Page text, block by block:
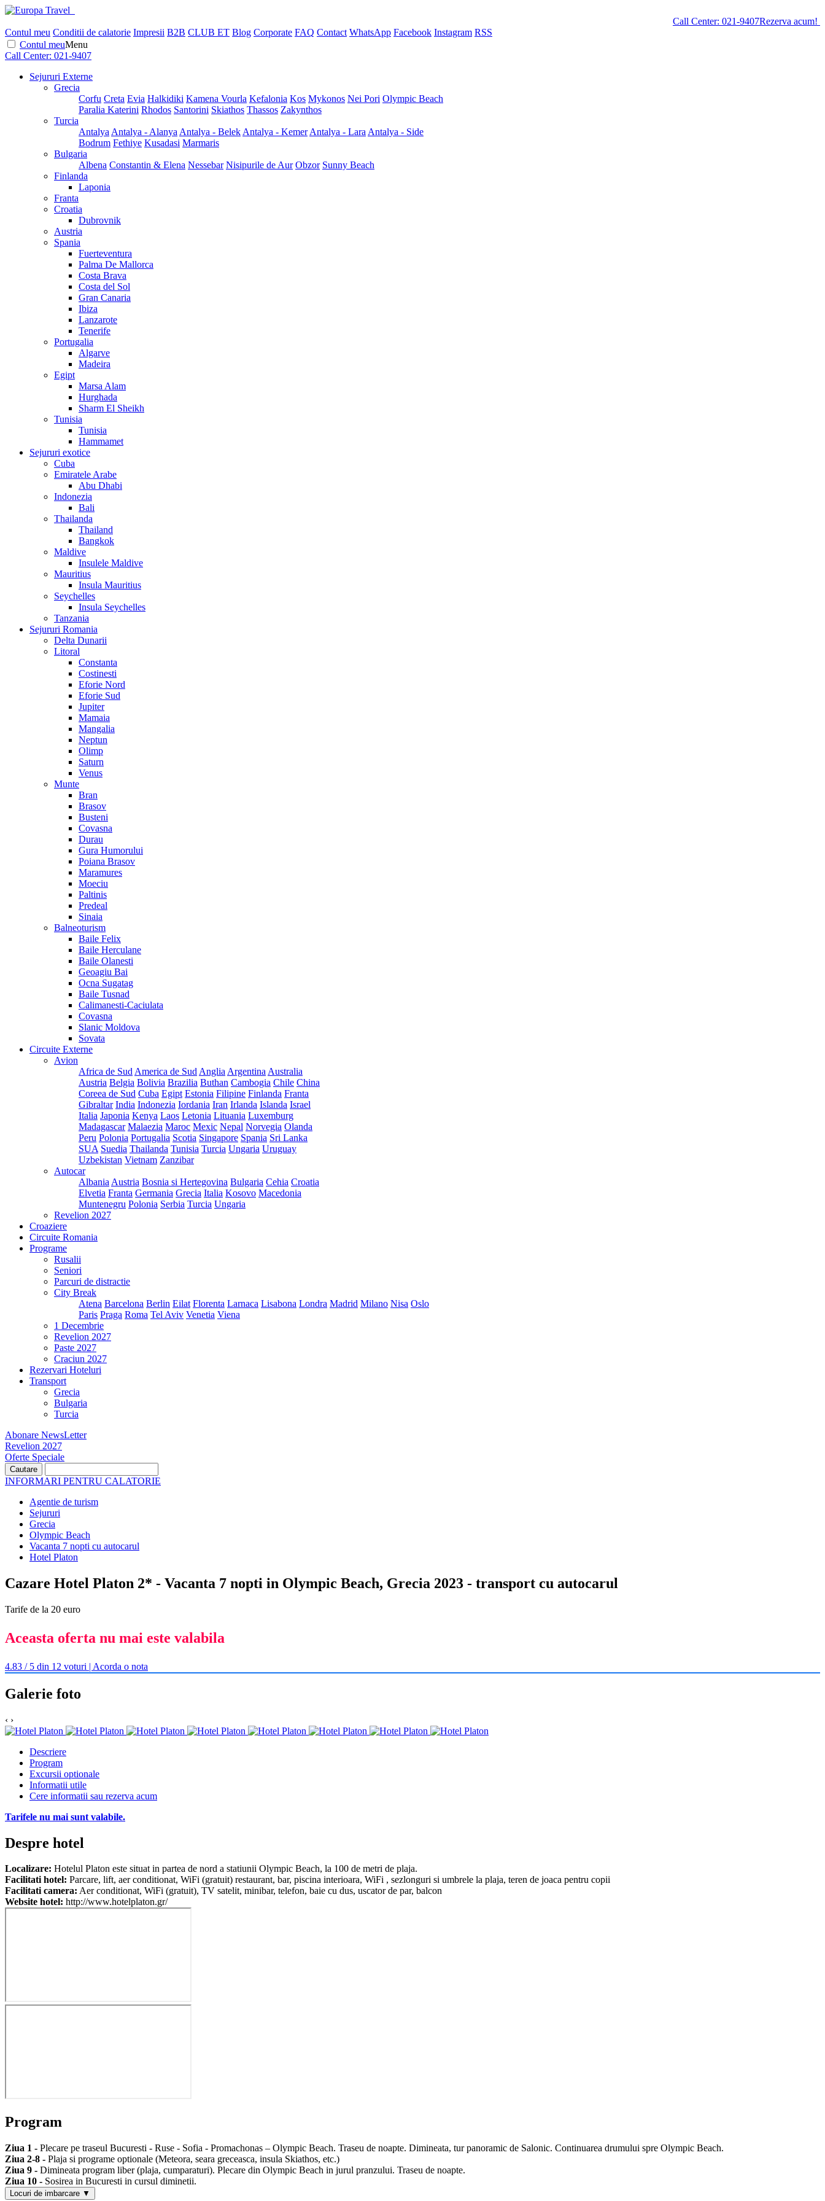
Call Center: 021-9407Rezerva acum!
Contul meu Conditii de calatorie Impresii B2B CLUB ET Blog Corporate FAQ Contact WhatsApp Facebook Instagram RSS
Contul meuMenu
Call Center: 021-9407
Sejururi Externe
Grecia
Corfu Creta Evia Halkidiki Kamena Vourla Kefalonia Kos Mykonos Nei Pori Olympic Beach
Paralia Katerini Rhodos Santorini Skiathos Thassos Zakynthos
Turcia
Antalya Antalya - Alanya Antalya - Belek Antalya - Kemer Antalya - Lara Antalya - Side
Bodrum Fethiye Kusadasi Marmaris
Bulgaria
Albena Constantin & Elena Nessebar Nisipurile de Aur Obzor Sunny Beach
Finlanda
Laponia
Franta
Croatia
Dubrovnik
Austria
Spania
Fuerteventura
Palma De Mallorca
Costa Brava
Costa del Sol
Gran Canaria
Ibiza
Lanzarote
Tenerife
Portugalia
Algarve
Madeira
Egipt
Marsa Alam
Hurghada
Sharm El Sheikh
Tunisia
Tunisia
Hammamet
Sejururi exotice
Cuba
Emiratele Arabe
Abu Dhabi
Indonezia
Bali
Thailanda
Thailand
Bangkok
Maldive
Insulele Maldive
Mauritius
Insula Mauritius
Seychelles
Insula Seychelles
Tanzania
Sejururi Romania
Delta Dunarii
Litoral
Constanta
Costinesti
Eforie Nord
Eforie Sud
Jupiter
Mamaia
Mangalia
Neptun
Olimp
Saturn
Venus
Munte
Bran
Brasov
Busteni
Covasna
Durau
Gura Humorului
Poiana Brasov
Maramures
Moeciu
Paltinis
Predeal
Sinaia
Balneoturism
Baile Felix
Baile Herculane
Baile Olanesti
Geoagiu Bai
Ocna Sugatag
Baile Tusnad
Calimanesti-Caciulata
Covasna
Slanic Moldova
Sovata
Circuite Externe
Avion
Africa de Sud America de Sud Anglia Argentina Australia
Austria Belgia Bolivia Brazilia Buthan Cambogia Chile China
Coreea de Sud Cuba Egipt Estonia Filipine Finlanda Franta
Gibraltar India Indonezia Iordania Iran Irlanda Islanda Israel
Italia Japonia Kenya Laos Letonia Lituania Luxemburg
Madagascar Malaezia Maroc Mexic Nepal Norvegia Olanda
Peru Polonia Portugalia Scotia Singapore Spania Sri Lanka
SUA Suedia Thailanda Tunisia Turcia Ungaria Uruguay
Uzbekistan Vietnam Zanzibar
Autocar
Albania Austria Bosnia si Hertegovina Bulgaria Cehia Croatia
Elvetia Franta Germania Grecia Italia Kosovo Macedonia
Muntenegru Polonia Serbia Turcia Ungaria
Revelion 2027
Croaziere
Circuite Romania
Programe
Rusalii
Seniori
Parcuri de distractie
City Break
Atena Barcelona Berlin Eilat Florenta Larnaca Lisabona Londra Madrid Milano Nisa Oslo
Paris Praga Roma Tel Aviv Venetia Viena
1 Decembrie
Revelion 2027
Paste 2027
Craciun 2027
Rezervari Hoteluri
Transport
Grecia
Bulgaria
Turcia
Abonare NewsLetter
Revelion 2027
Oferte Speciale
INFORMARI PENTRU CALATORIE
Agentie de turism
Sejururi
Grecia
Olympic Beach
Vacanta 7 nopti cu autocarul
Hotel Platon
Cazare Hotel Platon 2* - Vacanta 7 nopti in Olympic Beach, Grecia 2023 - transport cu autocarul
Tarife de la 20 euro
Aceasta oferta nu mai este valabila
4.83 / 5 din 12 voturi | Acorda o nota
Galerie foto
‹ ›
Descriere
Program
Excursii optionale
Informatii utile
Cere informatii sau rezerva acum
Tarifele nu mai sunt valabile.
Despre hotel
Localizare: Hotelul Platon este situat in partea de nord a statiunii Olympic Beach, la 100 de metri de plaja.
Facilitati hotel: Parcare, lift, aer conditionat, WiFi (gratuit) restaurant, bar, piscina interioara, WiFi , sezlonguri si umbrele la plaja, teren de joaca pentru copii
Facilitati camera: Aer conditionat, WiFi (gratuit), TV satelit, minibar, telefon, baie cu dus, uscator de par, balcon
Website hotel: http://www.hotelplaton.gr/
Program
Ziua 1 - Plecare pe traseul Bucuresti - Ruse - Sofia - Promachonas – Olympic Beach. Traseu de noapte. Dimineata, tur panoramic de Salonic. Continuarea drumului spre Olympic Beach.
Ziua 2-8 - Plaja si programe optionale (Meteora, seara greceasca, insula Skiathos, etc.)
Ziua 9 - Dimineata program liber (plaja, cumparaturi). Plecare din Olympic Beach in jurul pranzului. Traseu de noapte.
Ziua 10 - Sosirea in Bucuresti in cursul diminetii.
Locuri de imbarcare ▼